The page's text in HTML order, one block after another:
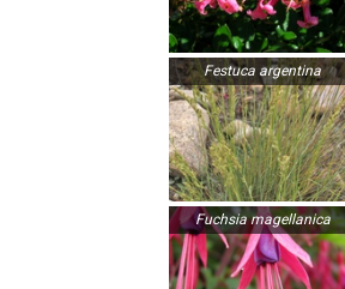
Festuca argentina
Fuchsia magellanica